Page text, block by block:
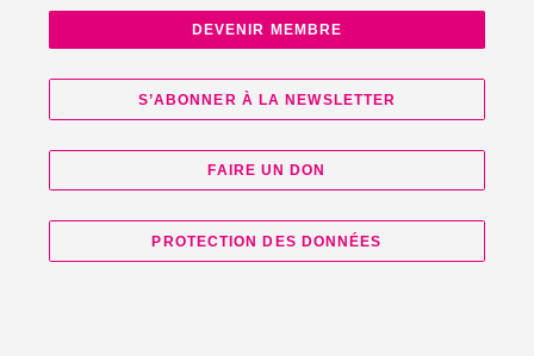
DEVENIR MEMBRE
S’ABONNER À LA NEWSLETTER
FAIRE UN DON
PROTECTION DES DONNÉES